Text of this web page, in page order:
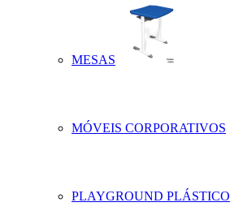
MESAS
MÓVEIS CORPORATIVOS
PLAYGROUND PLÁSTICO